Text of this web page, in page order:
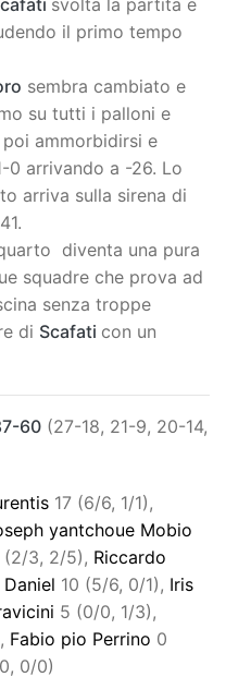
il primo tempo
sembra cambiato e
su tutti i palloni e
ammorbidirsi e
0 arrivando a -26. Lo
arriva sulla sirena di
diventa una pura
squadre che prova ad
senza troppe
di Scafati con un
60 (27-18, 21-9, 20-14,
17 (6/6, 1/1),
yantchoue Mobio
(2/3, 2/5), Riccardo
10 (5/6, 0/1), Iris
5 (0/0, 1/3),
Fabio pio Perrino 0
0/0)